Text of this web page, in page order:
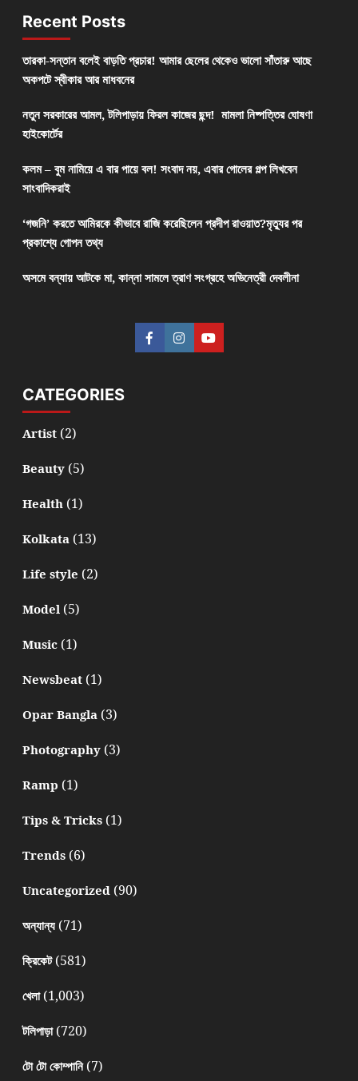
Recent Posts
তারকা-সন্তান বলেই বাড়তি প্রচার! আমার ছেলের থেকেও ভালো সাঁতারু আছে
অকপটে স্বীকার আর মাধবনের
নতুন সরকারের আমল, টলিপাড়ায় ফিরল কাজের ছন্দ! মামলা নিষ্পত্তির ঘোষণা
হাইকোর্টের
কলম – বুম নামিয়ে এ বার পায়ে বল! সংবাদ নয়, এবার গোলের গল্প লিখবেন
সাংবাদিকরাই
‘গজনি’ করতে আমিরকে কীভাবে রাজি করেছিলেন প্রদীপ রাওয়াত?মৃত্যুর পর
প্রকাশ্যে গোপন তথ্য
অসমে বন্যায় আটকে মা, কান্না সামলে ত্রাণ সংগ্রহে অভিনেত্রী দেবলীনা
CATEGORIES
Artist(2)
Beauty(5)
Health(1)
Kolkata(13)
Life style (2)
Model(5)
Music(1)
Newsbeat(1)
Opar Bangla(3)
Photography(3)
Ramp (1)
Tips & Tricks(1)
Trends(6)
Uncategorized(90)
অন্যান্য(71)
ক্রিকেট(581)
খেলা(1,003)
টলিপাড়া(720)
টো টো কোম্পানি(7)